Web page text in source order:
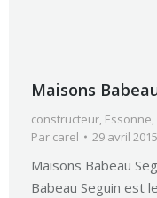
Maisons
constructeur, Essonne,
Par carel 29 avril 2015
Maisons Babeau
Babeau Seguin est